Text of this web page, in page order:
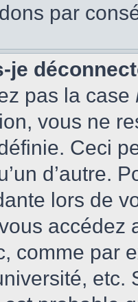
par
je
pas la case
vous ne
Ceci
d’autre.
lors de
accédez
comme par
etc.